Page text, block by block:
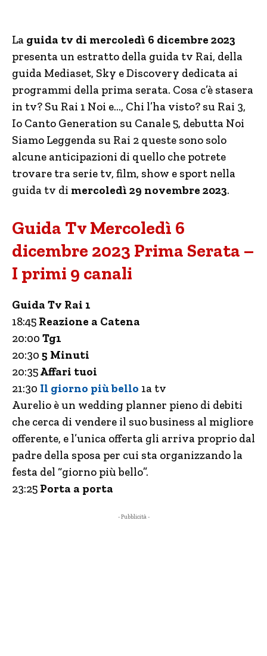
La guida tv di mercoledì 6 dicembre 2023
presenta un estratto della guida tv Rai, della
guida Mediaset, Sky e Discovery dedicata ai
programmi della prima serata. Cosa c’è stasera
in tv? Su Rai 1 Noi e…, Chi l’ha visto? su Rai 3,
Io Canto Generation su Canale 5, debutta Noi
Siamo Leggenda su Rai 2 queste sono solo
alcune anticipazioni di quello che potrete
trovare tra serie tv, film, show e sport nella
guida tv di mercoledì 29 novembre 2023.
Guida Tv Mercoledì 6
dicembre 2023 Prima Serata –
I primi 9 canali
Guida Tv Rai 1
18:45 Reazione a Catena
20:00 Tg1
20:30 5 Minuti
20:35Affari tuoi
21:30 Il giorno più bello 1a tv
Aurelio è un wedding planner pieno di debiti
che cerca di vendere il suo business al migliore
offerente, e l’unica offerta gli arriva proprio dal
padre della sposa per cui sta organizzando la
festa del “giorno più bello”.
23:25 Porta a porta
- Pubblicità -